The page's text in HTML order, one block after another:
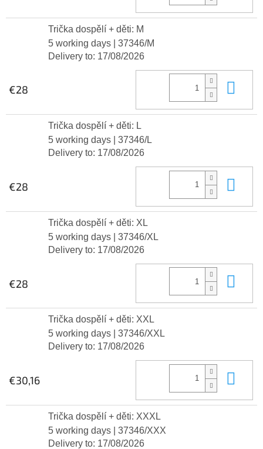
Trička dospělí + děti: M
5 working days
| 37346/M
Delivery to: 17/08/2026
€28
Trička dospělí + děti: L
5 working days
| 37346/L
Delivery to: 17/08/2026
€28
Trička dospělí + děti: XL
5 working days
| 37346/XL
Delivery to: 17/08/2026
€28
Trička dospělí + děti: XXL
5 working days
| 37346/XXL
Delivery to: 17/08/2026
€30,16
Trička dospělí + děti: XXXL
5 working days
| 37346/XXX
Delivery to: 17/08/2026